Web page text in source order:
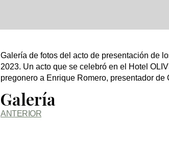
Galería de fotos del acto de presentación de
2023. Un acto que se celebró en el Hotel
pregonero a Enrique Romero, presentador de
Galería
ANTERIOR